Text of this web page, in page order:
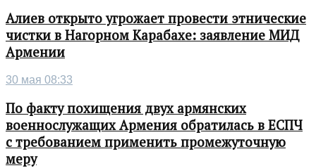
Алиев открыто угрожает провести этнические
чистки в Нагорном Карабахе: заявление МИД
Армении
30 мая 08:33
По факту похищения двух армянских
военнослужащих Армения обратилась в ЕСПЧ
с требованием применить промежуточную
меру